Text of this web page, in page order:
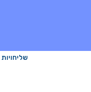
שליחויות